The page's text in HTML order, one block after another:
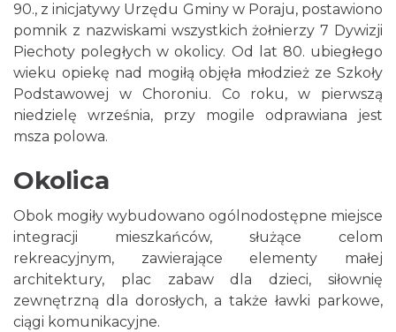
90., z inicjatywy Urzędu Gminy w Poraju, postawiono
pomnik z nazwiskami wszystkich żołnierzy 7 Dywizji
Piechoty poległych w okolicy. Od lat 80. ubiegłego
wieku opiekę nad mogiłą objęła młodzież ze Szkoły
Podstawowej w Choroniu. Co roku, w pierwszą
niedzielę września, przy mogile odprawiana jest
msza polowa.
Okolica
Obok mogiły wybudowano ogólnodostępne miejsce
integracji mieszkańców, służące celom
rekreacyjnym, zawierające elementy małej
architektury, plac zabaw dla dzieci, siłownię
zewnętrzną dla dorosłych, a także ławki parkowe,
ciągi komunikacyjne.